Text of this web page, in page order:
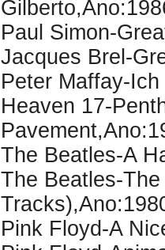
Paul Simon-
Jacques Brel-
Peter Maffay-
Heaven 17-
The Beatles-A
The Beatles-
Pink Floyd-A